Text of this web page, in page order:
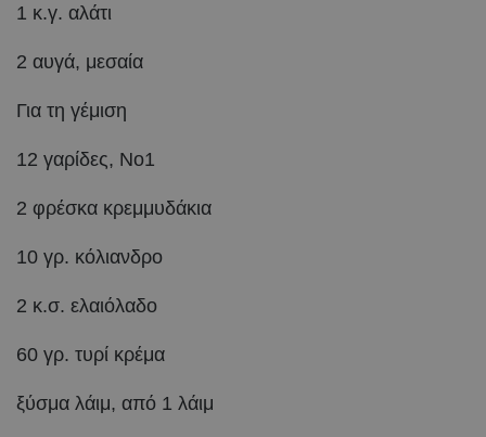
1 κ.γ. αλάτι
2 αυγά, μεσαία
Για τη γέμιση
12 γαρίδες, Νο1
2 φρέσκα κρεμμυδάκια
10 γρ. κόλιανδρο
2 κ.σ. ελαιόλαδο
60 γρ. τυρί κρέμα
ξύσμα λάιμ, από 1 λάιμ